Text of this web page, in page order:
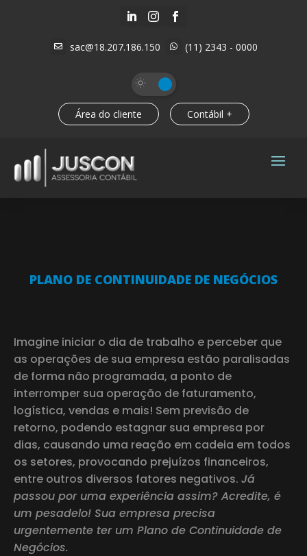
  
 sac@18.207.186.150  (11) 2343 - 0000
Área do cliente Contábil +
PLANO DE CONTINUIDADE DE NEGÓCIOS
Imagine iniciar o dia de trabalho e perceber que
as operações de sua empresa estão paralisadas
de forma não programada, a ponto de
interromper sua operação de faturamento,
logística, vendas e mais! Sem previsão de
retorno, podendo estagnar sua empresa por
dias, causando uma reação em cadeia em todos
os setores, provocando prejuízos financeiros,
entre outros diversos fatores negativos. Já
passou por uma experiência assim? Acredite, é
um pesadelo! Sua empresa precisa
urgentemente ter um Plano de Continuidade de
Negócios.